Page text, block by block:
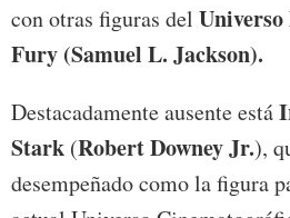
con otras figuras del
Fury (Samuel L. Jackson).
Destacadamente ausente está
Stark (Robert Downey Jr.),
desempeñado como la figura